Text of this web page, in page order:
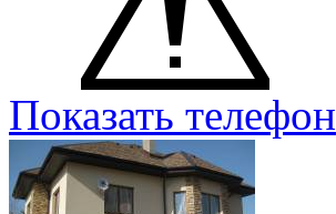
Показать телефон